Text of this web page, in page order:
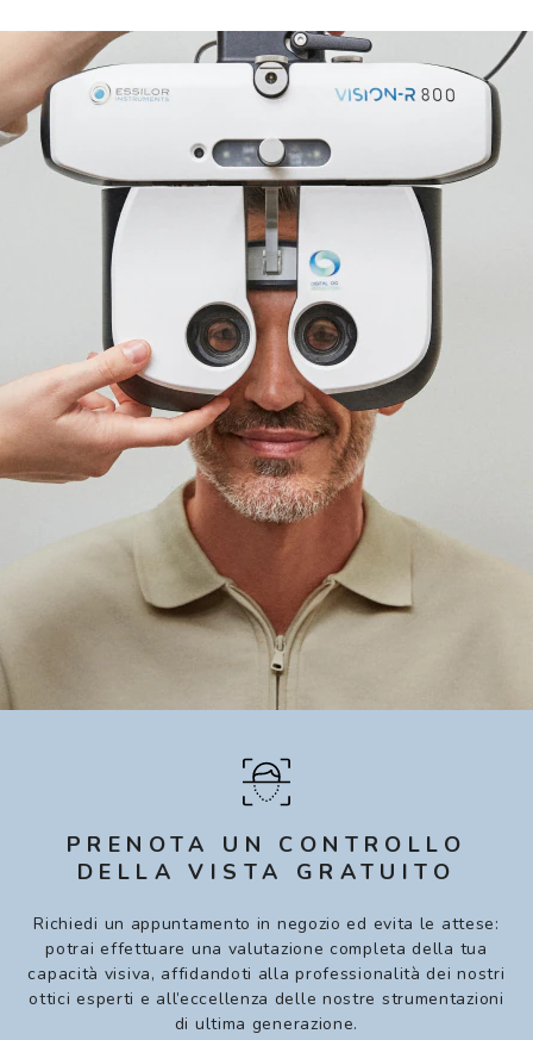
PRENOTA UN CONTROLLO
DELLA VISTA GRATUITO
Richiedi un appuntamento in negozio ed evita le attese:
potrai effettuare una valutazione completa della tua
capacità visiva, affidandoti alla professionalità dei nostri
ottici esperti e all’eccellenza delle nostre strumentazioni
di ultima generazione.